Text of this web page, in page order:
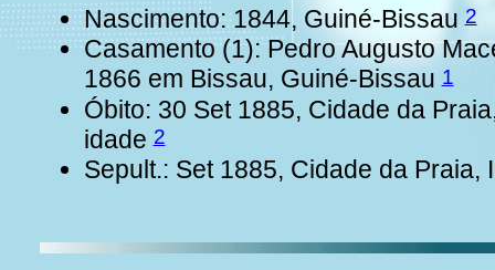
Nascimento: 1844, Guiné-Bissau2
Casamento (1): Pedro Augusto
1866 em Bissau, Guiné-Bissau1
Óbito: 30 Set 1885, Cidade da
idade2
Sepult.: Set 1885, Cidade da